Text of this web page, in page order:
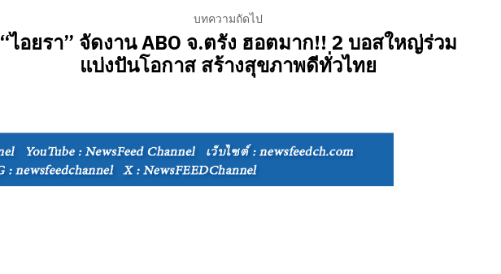
บทความถัดไป
“ไอยรา” จัดงาน ABO จ.ตรัง ฮอตมาก!! 2 บอสใหญ่ร่วม
แบ่งปันโอกาส สร้างสุขภาพดีทั่วไทย